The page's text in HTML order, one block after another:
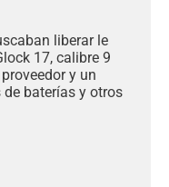
liberar le
17, calibre 9
y un
baterías y otros